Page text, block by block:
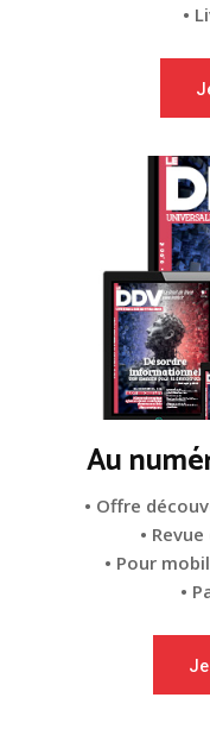
•
Au
• Offre
•
• Pour
•